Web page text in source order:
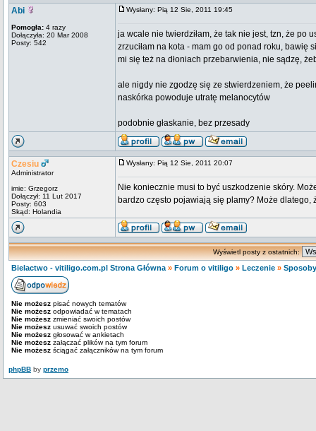
Abi
Pomogła: 4 razy
Dołączyła: 20 Mar 2008
Posty: 542
Wysłany: Pią 12 Sie, 2011 19:45
ja wcale nie twierdziłam, że tak nie jest, tzn, że
zrzuciłam na kota - mam go od ponad roku, bawię
mi się też na dłoniach przebarwienia, nie sądzę,
ale nigdy nie zgodzę się ze stwierdzeniem, że
naskórka powoduje utratę melanocytów
podobnie głaskanie, bez przesady
Czesiu
Administrator
imie: Grzegorz
Dołączył: 11 Lut 2017
Posty: 603
Skąd: Holandia
Wysłany: Pią 12 Sie, 2011 20:07
Nie koniecznie musi to być uszkodzenie skóry.
bardzo często pojawiają się plamy? Może dlatego,
Wyświetl posty z ostatnich:
Bielactwo - vitiligo.com.pl Strona Główna » Forum o vitiligo » Leczenie »
Nie możesz pisać nowych tematów
Nie możesz odpowiadać w tematach
Nie możesz zmieniać swoich postów
Nie możesz usuwać swoich postów
Nie możesz głosować w ankietach
Nie możesz załączać plików na tym forum
Nie możesz ściągać załączników na tym forum
phpBB by przemo